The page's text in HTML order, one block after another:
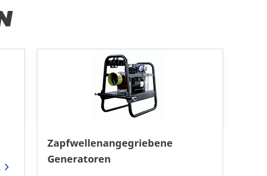
Zapfwellenangegriebene
Generatoren